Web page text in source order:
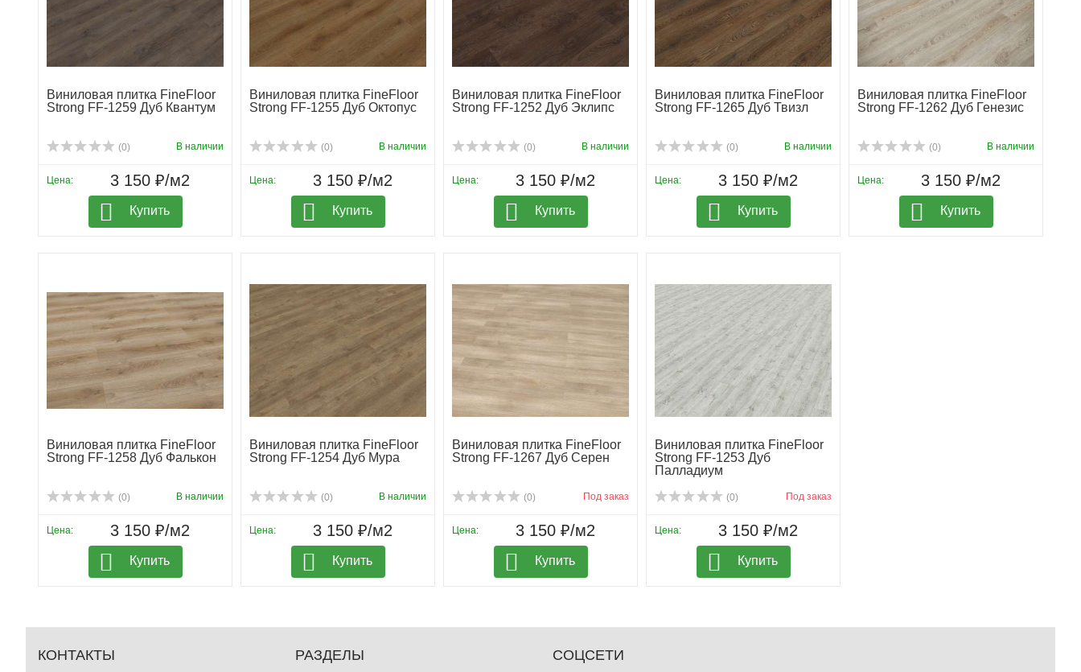
Виниловая плитка FineFloor
Strong FF-1259 Дуб Квантум
(0) В наличии
Цена: 3 150 ₽/м2
Купить
Виниловая плитка FineFloor
Strong FF-1255 Дуб Октопус
(0) В наличии
Цена: 3 150 ₽/м2
Купить
Виниловая плитка FineFloor
Strong FF-1252 Дуб Эклипс
(0) В наличии
Цена: 3 150 ₽/м2
Купить
Виниловая плитка FineFloor
Strong FF-1265 Дуб Твизл
(0) В наличии
Цена: 3 150 ₽/м2
Купить
Виниловая плитка FineFloor
Strong FF-1262 Дуб Генезис
(0) В наличии
Цена: 3 150 ₽/м2
Купить
Виниловая плитка FineFloor
Strong FF-1258 Дуб Фалькон
(0) В наличии
Цена: 3 150 ₽/м2
Купить
Виниловая плитка FineFloor
Strong FF-1254 Дуб Мура
(0) В наличии
Цена: 3 150 ₽/м2
Купить
Виниловая плитка FineFloor
Strong FF-1267 Дуб Серен
(0) Под заказ
Цена: 3 150 ₽/м2
Купить
Виниловая плитка FineFloor
Strong FF-1253 Дуб
Палладиум
(0) Под заказ
Цена: 3 150 ₽/м2
Купить
КОНТАКТЫ РАЗДЕЛЫ СОЦСЕТИ